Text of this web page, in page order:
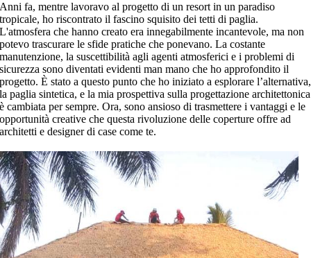
Anni fa, mentre lavoravo al progetto di un resort in un paradiso
tropicale, ho riscontrato il fascino squisito dei tetti di paglia.
L'atmosfera che hanno creato era innegabilmente incantevole, ma non
potevo trascurare le sfide pratiche che ponevano. La costante
manutenzione, la suscettibilità agli agenti atmosferici e i problemi di
sicurezza sono diventati evidenti man mano che ho approfondito il
progetto. È stato a questo punto che ho iniziato a esplorare l’alternativa,
la paglia sintetica, e la mia prospettiva sulla progettazione architettonica
è cambiata per sempre. Ora, sono ansioso di trasmettere i vantaggi e le
opportunità creative che questa rivoluzione delle coperture offre ad
architetti e designer di case come te.